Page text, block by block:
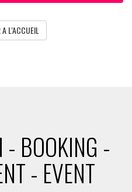
L'ACCUEIL
- BOOKING -
- EVENT